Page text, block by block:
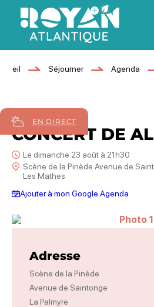
Afficher la barre
Royan Atlantique
Séjourner Agenda
EN DIRECT
23 août 2026
CONCERT DE
Le dimanche 23 août à 21h30
Scène de la Pinède Avenue de
Les Mathes
Ajouter à mon Google Agenda
Adresse
Scène de la Pinède
Avenue de Saintonge
La Palmyre